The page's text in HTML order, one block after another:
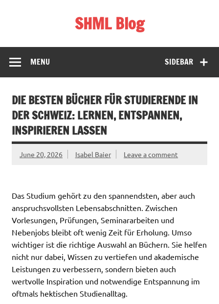
SHML Blog
SIDEBAR
MENU
DIE BESTEN BÜCHER FÜR STUDIERENDE IN
DER SCHWEIZ: LERNEN, ENTSPANNEN,
INSPIRIEREN LASSEN
June 20, 2026 Isabel Baier Leave a comment
Das Studium gehört zu den spannendsten, aber auch
anspruchsvollsten Lebensabschnitten. Zwischen
Vorlesungen, Prüfungen, Seminararbeiten und
Nebenjobs bleibt oft wenig Zeit für Erholung. Umso
wichtiger ist die richtige Auswahl an Büchern. Sie helfen
nicht nur dabei, Wissen zu vertiefen und akademische
Leistungen zu verbessern, sondern bieten auch
wertvolle Inspiration und notwendige Entspannung im
oftmals hektischen Studienalltag.